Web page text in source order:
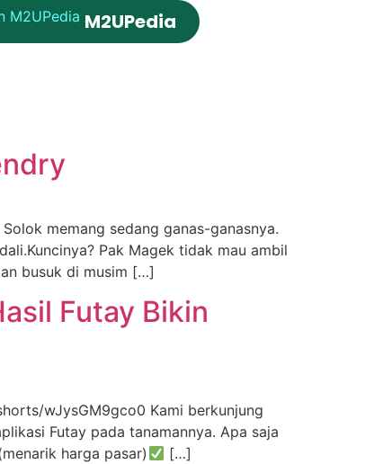
M2UPedia
memang sedang ganas-ganasnya.
Pak Magek tidak mau ambil
busuk di musim […]
Futay Bikin
wJysGM9gco0 Kami berkunjung
Futay pada tanamannya. Apa saja
harga pasar) […]